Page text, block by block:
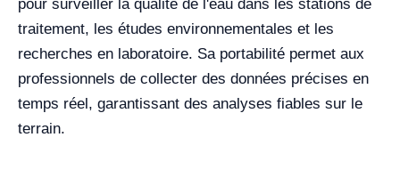
pour surveiller la qualité de l'eau dans les stations de
traitement, les études environnementales et les
recherches en laboratoire. Sa portabilité permet aux
professionnels de collecter des données précises en
temps réel, garantissant des analyses fiables sur le
terrain.